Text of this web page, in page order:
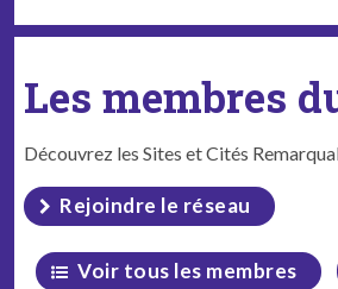
Les membres
Découvrez les Sites et Cités
Rejoindre le réseau
Voir tous les membres